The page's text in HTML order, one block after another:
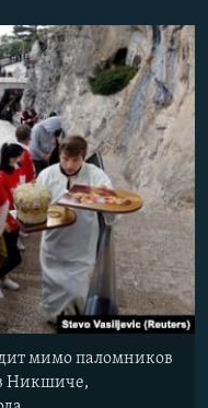
мимо паломников
Никшиче,